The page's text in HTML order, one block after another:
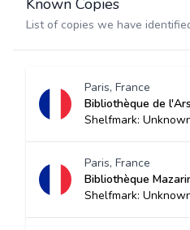
Known Copies
List of copies we have
Paris, France
Bibliothèque de
Shelfmark:
Paris, France
Bibliothèque
Shelfmark: